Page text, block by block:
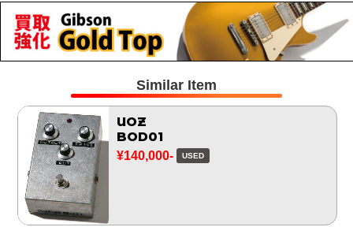
Similar Item
UOZ
BOD01
¥140,000- USED